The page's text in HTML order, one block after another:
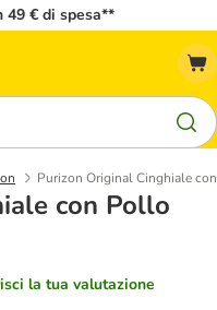
49 € di spesa**
Purizon Original Cinghiale
con Pollo
la tua valutazione